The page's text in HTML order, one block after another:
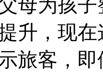
母为孩
升，现
旅客，